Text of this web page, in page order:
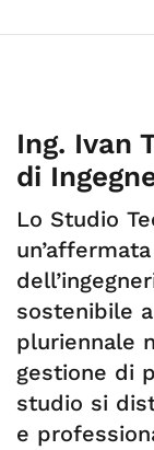
Ing. Ivan
di
Lo Studio
sostenibile
pluriennale
gestione di
studio si
e